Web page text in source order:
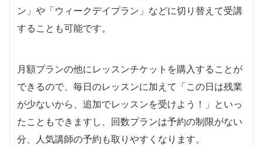
ン」や「ウィークデイプラン」などに切り替えて受講
することも可能です。
月額プランの他にレッスンチケットを購入することが
できるので、毎日のレッスンに加えて「この日は残業
が少ないから、追加でレッスンを受けよう！」といっ
たこともできますし、回数プランは予約の制限がない
分、人気講師の予約も取りやすくなります。